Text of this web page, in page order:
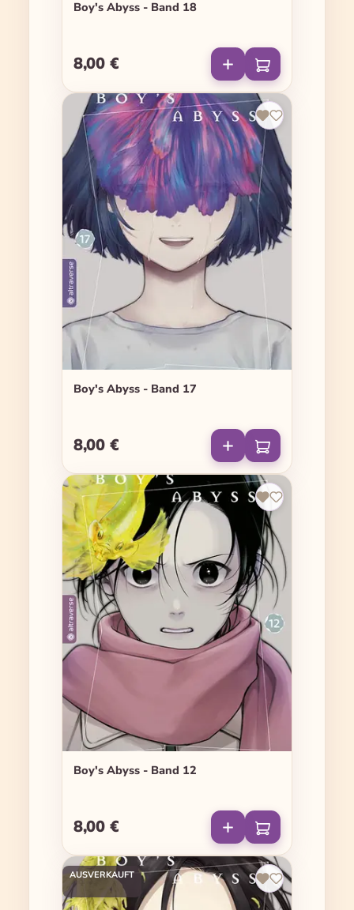
Boy's Abyss - Band 18
Regulärer Preis:
8,00 €
Boy's Abyss - Band 17
Regulärer Preis:
8,00 €
Boy's Abyss - Band 12
Regulärer Preis:
8,00 €
AUSVERKAUFT